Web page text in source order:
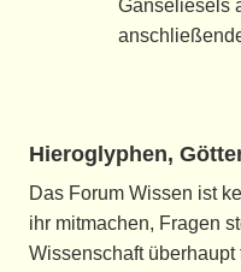
Gänseliesels
Hieroglyphen,
Das Forum Wissen ist
ihr mitmachen, Fragen
Wissenschaft